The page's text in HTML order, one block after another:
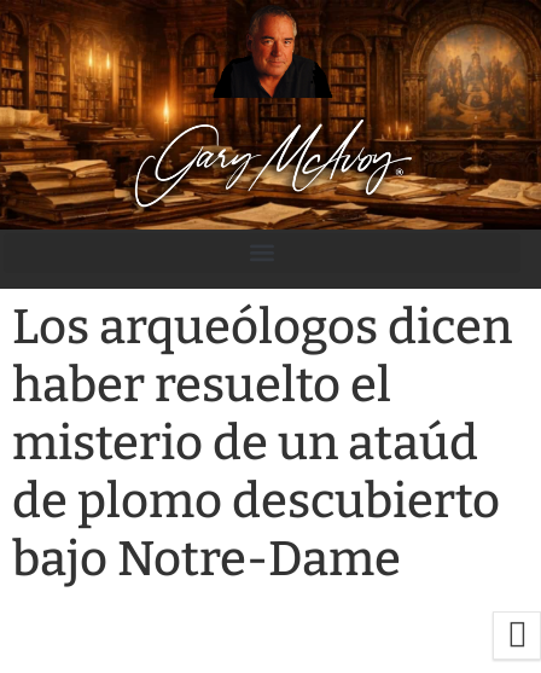
contenido
Los arqueólogos dicen
haber resuelto el
misterio de un ataúd
de plomo descubierto
bajo Notre-Dame